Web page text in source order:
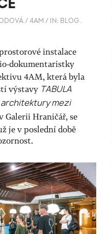
/ 4AM / IN: BLOG.
instalace
dokumentaristky
4AM, která byla
výstavy TABULA
mezi
Galerii Hraničář, se
je v poslední době